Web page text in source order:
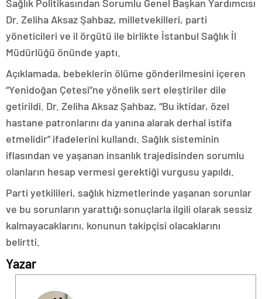
Sağlık Politikasından Sorumlu Genel Başkan Yardımcısı
Dr. Zeliha Aksaz Şahbaz, milletvekilleri, parti
yöneticileri ve il örgütü ile birlikte İstanbul Sağlık İl
Müdürlüğü önünde yaptı.
Açıklamada, bebeklerin ölüme gönderilmesini içeren
“Yenidoğan Çetesi”ne yönelik sert eleştiriler dile
getirildi. Dr. Zeliha Aksaz Şahbaz, “Bu iktidar, özel
hastane patronlarını da yanına alarak derhal istifa
etmelidir” ifadelerini kullandı. Sağlık sisteminin
iflasından ve yaşanan insanlık trajedisinden sorumlu
olanların hesap vermesi gerektiği vurgusu yapıldı.
Parti yetkilileri, sağlık hizmetlerinde yaşanan sorunlar
ve bu sorunların yarattığı sonuçlarla ilgili olarak sessiz
kalmayacaklarını, konunun takipçisi olacaklarını
belirtti.
Yazar